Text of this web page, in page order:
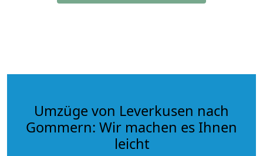
Umzüge von Leverkusen nach
Gommern: Wir machen es Ihnen
leicht